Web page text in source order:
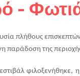
-
πλήθους
παράδοση της
φιλοξενήθηκε,